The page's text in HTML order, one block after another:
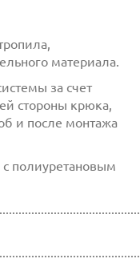
материала.
за счет
стороны крюка,
и после монтажа
полиуретановым